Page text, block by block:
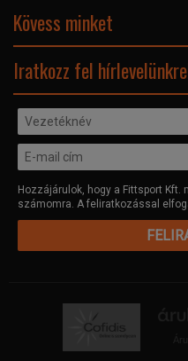
Adatvédelmi nyilatkozat
Kövess minket
Iratkozz fel
Hozzájárulok, hogy a Fittsport
számomra. A feliratkozással